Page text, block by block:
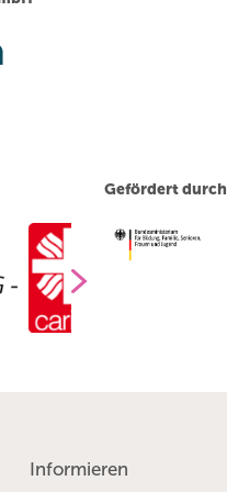
Gefördert durch
Informieren